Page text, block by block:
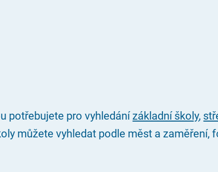
potřebujete pro vyhledání základní školy,
můžete vyhledat podle měst a zaměření,